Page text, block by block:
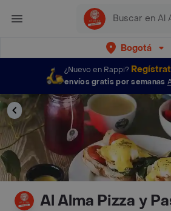
Bogotá
¿Nuevo en Rappi?
envíos gratis por semanas
Al Alma Pizza y